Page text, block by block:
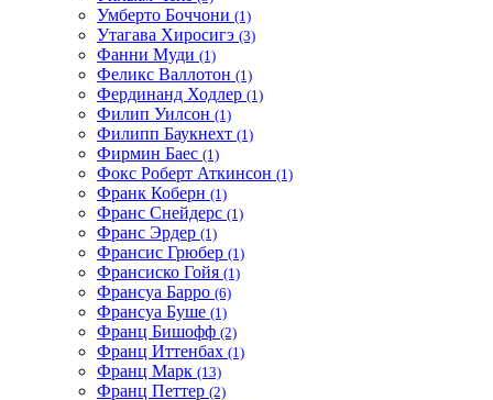
Умберто Боччони (1)
Утагава Хиросигэ (3)
Фанни Муди (1)
Феликс Валлотон (1)
Фердинанд Ходлер (1)
Филип Уилсон (1)
Филипп Баукнехт (1)
Фирмин Баес (1)
Фокс Роберт Аткинсон (1)
Франк Коберн (1)
Франс Снейдерс (1)
Франс Эрдер (1)
Франсис Грюбер (1)
Франсиско Гойя (1)
Франсуа Барро (6)
Франсуа Буше (1)
Франц Бишофф (2)
Франц Иттенбах (1)
Франц Марк (13)
Франц Петтер (2)